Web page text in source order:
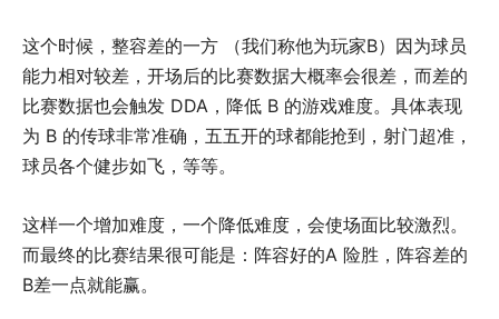
这个时候，整容差的一方 （我们称他为玩家B）因为球员
能力相对较差，开场后的比赛数据大概率会很差，而差的
比赛数据也会触发 DDA，降低 B 的游戏难度。具体表现
为 B 的传球非常准确，五五开的球都能抢到，射门超准，
球员各个健步如飞，等等。
这样一个增加难度，一个降低难度，会使场面比较激烈。
而最终的比赛结果很可能是：阵容好的A 险胜，阵容差的
B差一点就能赢。